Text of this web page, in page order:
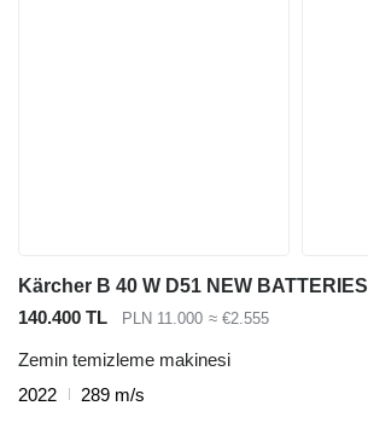
Kärcher B 40 W D51 NEW BATTERIES
140.400 TL
PLN 11.000 ≈ €2.555
Zemin temizleme makinesi
2022
289 m/s